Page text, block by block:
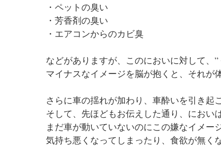
・ペットの臭い
・芳香剤の臭い
・エアコンからのカビ臭
などがありますが、このにおいに対して、
マイナスなイメージを脳が抱くと、それが
さらに車の揺れが加わり、車酔いを引き起
そして、先ほどもお伝えした通り、におい
まだ車が動いていないのにこの嫌なイメ
気持ち悪くなってしまったり、食欲が無く